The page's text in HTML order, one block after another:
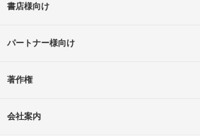
書店様向け
パートナー様向け
著作権
会社案内